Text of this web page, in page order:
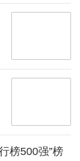
榜500强”榜